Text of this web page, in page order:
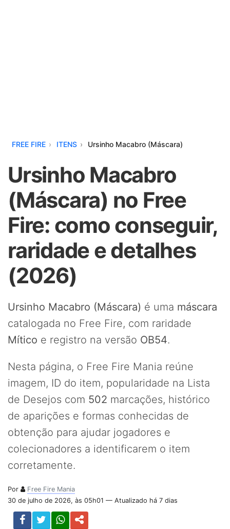
FREE FIRE ITENS Ursinho Macabro (Máscara)
Ursinho Macabro
(Máscara) no Free
Fire: como conseguir,
raridade e detalhes
(2026)
Ursinho Macabro (Máscara) é uma máscara
catalogada no Free Fire, com raridade
Mítico e registro na versão OB54.
Nesta página, o Free Fire Mania reúne
imagem, ID do item, popularidade na Lista
de Desejos com 502 marcações, histórico
de aparições e formas conhecidas de
obtenção para ajudar jogadores e
colecionadores a identificarem o item
corretamente.
Por
Free Fire Mania
30 de julho de 2026, às 05h01 — Atualizado há 7 dias